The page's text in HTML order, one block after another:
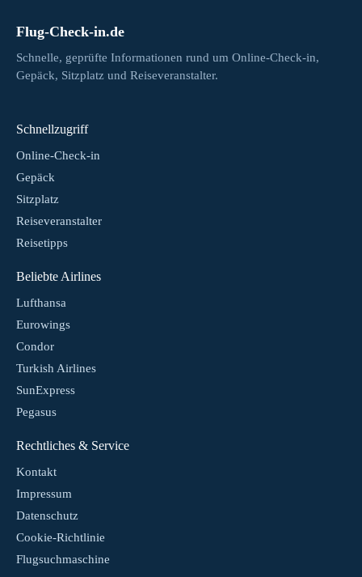
Flug-Check-in.de
Schnelle, geprüfte Informationen rund um Online-Check-in,
Gepäck, Sitzplatz und Reiseveranstalter.
Schnellzugriff
Online-Check-in
Gepäck
Sitzplatz
Reiseveranstalter
Reisetipps
Beliebte Airlines
Lufthansa
Eurowings
Condor
Turkish Airlines
SunExpress
Pegasus
Rechtliches & Service
Kontakt
Impressum
Datenschutz
Cookie-Richtlinie
Flugsuchmaschine